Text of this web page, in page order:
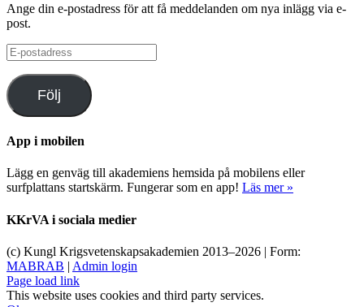
Ange din e-postadress för att få meddelanden om nya inlägg via e-
post.
E-
postadress
Följ
App i mobilen
Lägg en genväg till akademiens hemsida på mobilens eller
surfplattans startskärm. Fungerar som en app! Läs mer »
KKrVA i sociala medier
(c) Kungl Krigsvetenskapsakademien 2013–2026 | Form:
MABRAB | Admin login
Page load link
This website uses cookies and third party services.